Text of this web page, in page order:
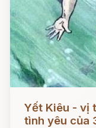
Đọc ngay
Yết Kiêu - vị
tình yêu của